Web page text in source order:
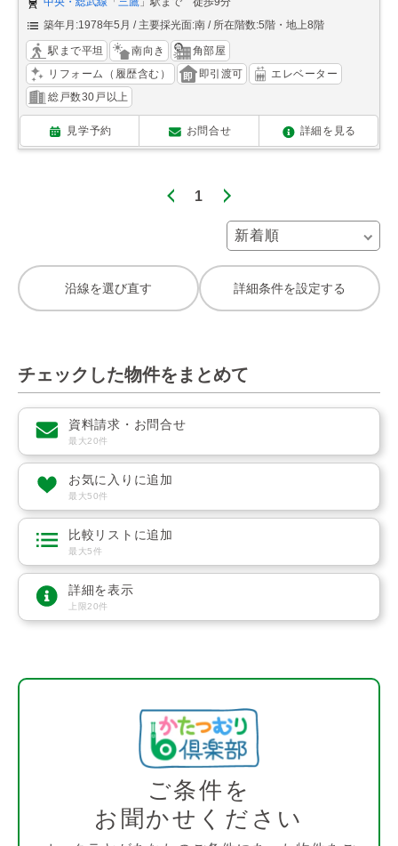
築年月:1978年5月
主要採光面:南 所在階数:5階・地上8階
駅まで平坦 南向き
角部屋
リフォーム（履歴含む）
即引渡可
エレベーター
総戸数30戸以上
見学予約 お問合せ 詳細を見る
1
沿線を選び直す 詳細条件を設定する
チェックした物件をまとめて
資料請求・お問合せ
最大20件
お気に入りに追加
最大50件
比較リストに追加
最大5件
詳細を表示
上限20件
ご条件を
お聞かせください